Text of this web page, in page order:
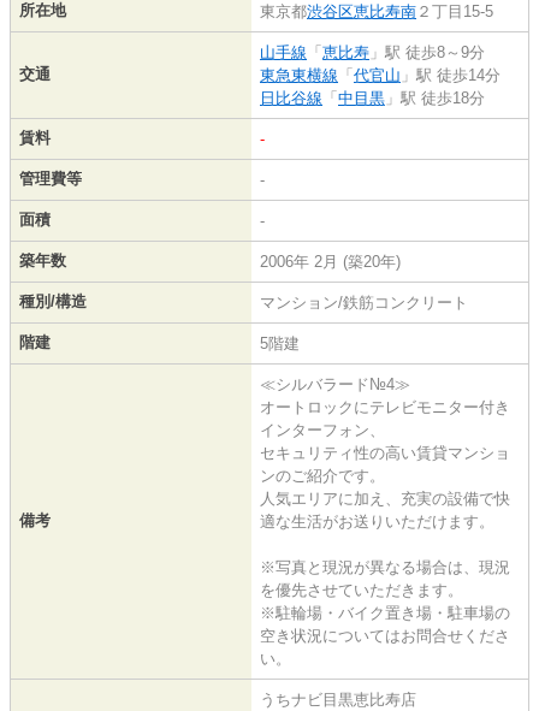
所在地 東京都渋谷区恵比寿南 ２丁目15-5
交通
山手線 「 恵比寿 」駅 徒歩8～9分
東急東横線 「 代官山 」駅 徒歩14分
日比谷線 「 中目黒 」駅 徒歩18分
賃料 -
管理費等 -
面積 -
築年数 2006年 2月 (築20年)
種別/構造 マンション/鉄筋コンクリート
階建 5階建
備考
≪シルバラード№4≫
オートロックにテレビモニター付き
インターフォン、
セキュリティ性の高い賃貸マンショ
ンのご紹介です。
人気エリアに加え、充実の設備で快
適な生活がお送りいただけます。
※写真と現況が異なる場合は、現況
を優先させていただきます。
※駐輪場・バイク置き場・駐車場の
空き状況についてはお問合せくださ
い。
うちナビ目黒恵比寿店